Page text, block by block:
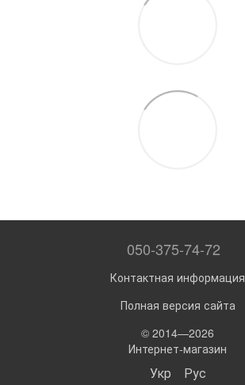
050-375-74-72
Контактная информация
Полная версия сайта
© 2014—2026
Интернет-магазин
Укр Рус